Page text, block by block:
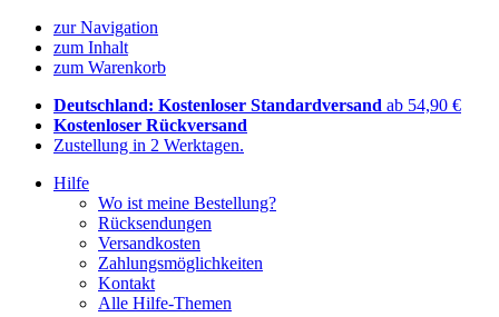
zur Navigation
zum Inhalt
zum Warenkorb
Deutschland: Kostenloser Standardversand ab 54,90 €
Kostenloser Rückversand
Zustellung in 2 Werktagen.
Hilfe
Wo ist meine Bestellung?
Rücksendungen
Versandkosten
Zahlungsmöglichkeiten
Kontakt
Alle Hilfe-Themen